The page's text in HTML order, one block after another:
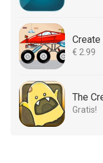
Create
€ 2.99
The
Gratis!